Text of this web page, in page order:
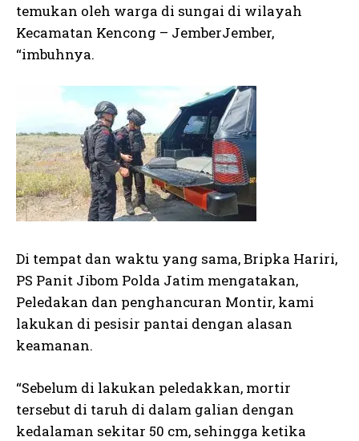
temukan oleh warga di sungai di wilayah
Kecamatan Kencong – JemberJember,
“imbuhnya.
Di tempat dan waktu yang sama, Bripka Hariri,
PS Panit Jibom Polda Jatim mengatakan,
Peledakan dan penghancuran Montir, kami
lakukan di pesisir pantai dengan alasan
keamanan.
“Sebelum di lakukan peledakkan, mortir
tersebut di taruh di dalam galian dengan
kedalaman sekitar 50 cm, sehingga ketika